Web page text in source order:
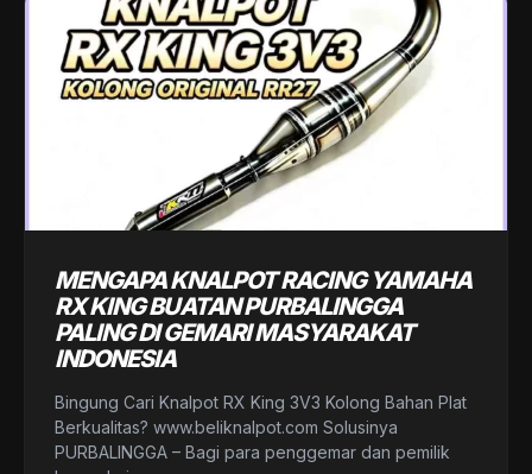
MENGAPA KNALPOT RACING YAMAHA
RX KING BUATAN PURBALINGGA
PALING DI GEMARI MASYARAKAT
INDONESIA
Bingung Cari Knalpot RX King 3V3 Kolong Bahan Plat
Berkualitas? www.beliknalpot.com Solusinya
PURBALINGGA – Bagi para penggemar dan pemilik